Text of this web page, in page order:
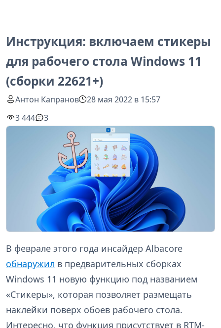
Инструкция: включаем стикеры
для рабочего стола Windows 11
(сборки 22621+)
Антон Капранов
28 мая 2022 в 15:57
3 444
3
В феврале этого года инсайдер Albacore
обнаружил в предварительных сборках
Windows 11 новую функцию под названием
«Стикеры», которая позволяет размещать
наклейки поверх обоев рабочего стола.
Интересно, что функция присутствует в RTM-